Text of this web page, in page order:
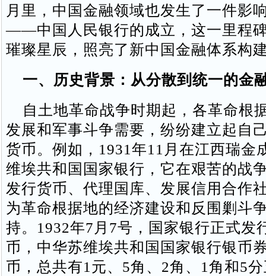
月里，中国金融领域也发生了一件影
——中国人民银行的成立，这一里程
璀璨星辰，照亮了新中国金融体系构
一、历史背景：从分散到统一的金
自土地革命战争时期起，各革命根
发展和军事斗争需要，纷纷建立起自
货币。例如，1931年11月在江西瑞金
维埃共和国国家银行，它在艰苦的战
发行货币、代理国库、发展信用合作
为革命根据地的经济建设和反围剿斗
持。1932年7月7号，国家银行正式发
币，中华苏维埃共和国国家银行银币
币，总共有1元、5角、2角、1角和5